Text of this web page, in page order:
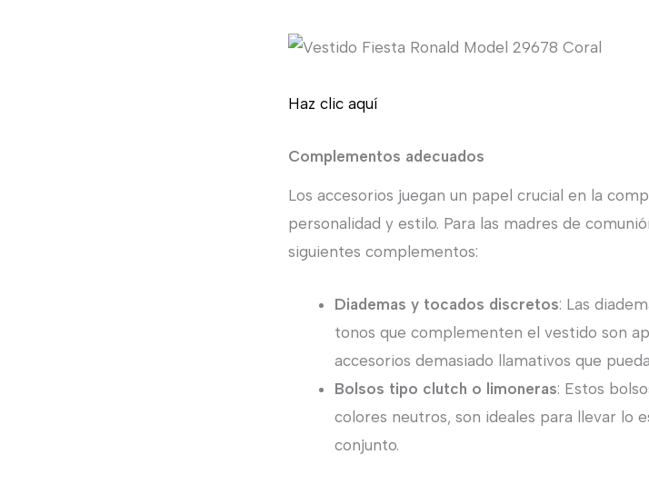
Haz clic aquí
Complementos adecuados
Los accesorios juegan un papel crucial en la
personalidad y estilo. Para las madres de
siguientes complementos:
Diademas y tocados discretos: Las
tonos que complementen el vestido son
accesorios demasiado llamativos que
Bolsos tipo clutch o limoneras: Estos
colores neutros, son ideales para llevar lo
conjunto.